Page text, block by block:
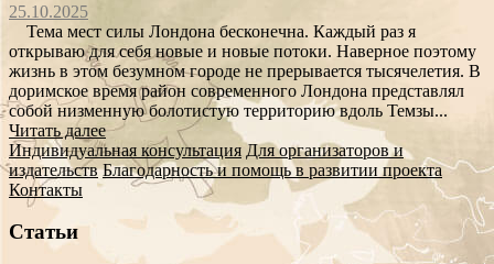
25.10.2025
Тема мест силы Лондона бесконечна. Каждый раз я
открываю для себя новые и новые потоки. Наверное поэтому
жизнь в этом безумном городе не прерывается тысячелетия. В
доримское время район современного Лондона представлял
собой низменную болотистую территорию вдоль Темзы...
Читать далее
Индивидуальная консультация Для организаторов и
издательств Благодарность и помощь в развитии проекта
Контакты
Статьи